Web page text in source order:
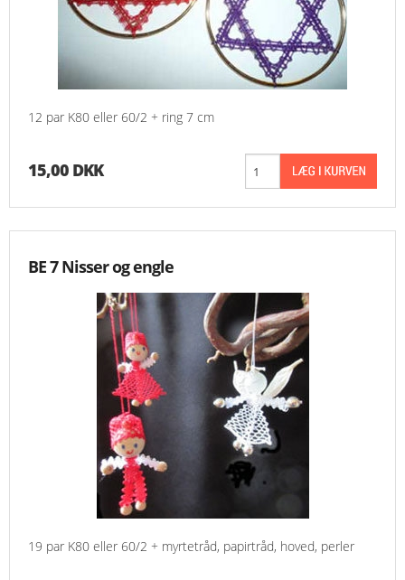
12 par K80 eller 60/2 + ring 7 cm
15,00 DKK
BE 7 Nisser og engle
19 par K80 eller 60/2 + myrtetråd, papirtråd, hoved, perler